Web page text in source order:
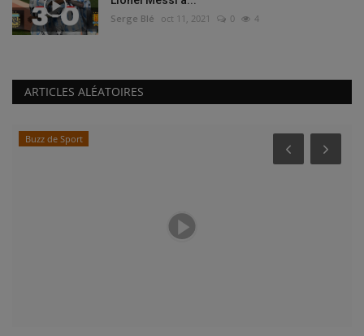
Serge Blé oct 11, 2021 0 4
ARTICLES ALÉATOIRES
Buzz de Sport